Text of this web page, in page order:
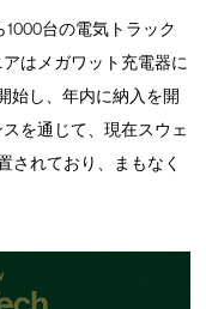
台の電気トラック
はメガワット充電器に
始し、年内に納入を開
を通じて、現在スウェ
されており、まもなく